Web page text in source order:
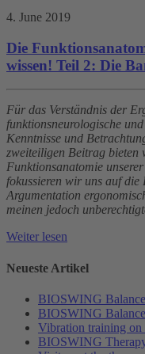
4. June 2019
Die
wissen! Teil 2: Die
Für das Verständnis der
funktionsneurologische
Kenntnisse und
zweiteiligen Beitrag
Funktionsanatomie
fokussieren wir uns auf die
Argumentation
meinen jedoch
Weiter lesen
Neueste Artikel
BIOSWING
BIOSWING
Vibration training
BIOSWING